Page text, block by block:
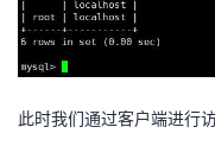
此时我们通过客户端进行